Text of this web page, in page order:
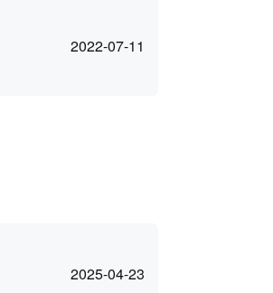
2022-07-11
2025-04-23